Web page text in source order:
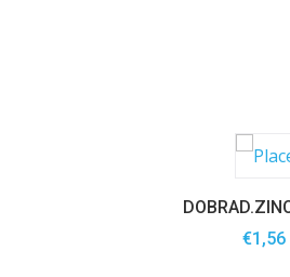
€1,56